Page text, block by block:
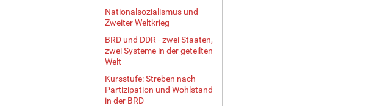
Nationalsozialismus und
Zweiter Weltkrieg
BRD und DDR - zwei Staaten,
zwei Systeme in der geteilten
Welt
Kursstufe: Streben nach
Partizipation und Wohlstand
in der BRD